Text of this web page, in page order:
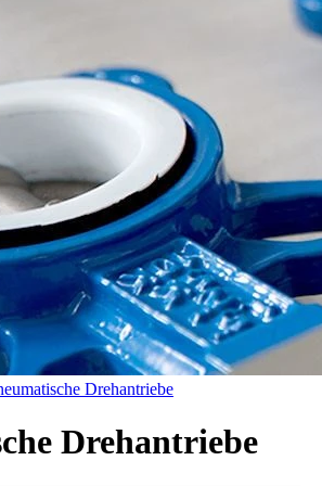
Drehantriebe
Drehantriebe